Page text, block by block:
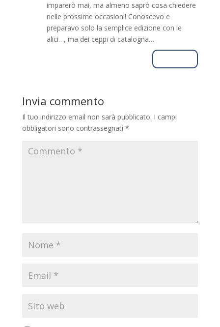
imparerò mai, ma almeno saprò cosa chiedere
nelle prossime occasioni! Conoscevo e
preparavo solo la semplice edizione con le
alici…, ma dei ceppi di catalogna…
Invia commento
Il tuo indirizzo email non sarà pubblicato. I campi
obbligatori sono contrassegnati *